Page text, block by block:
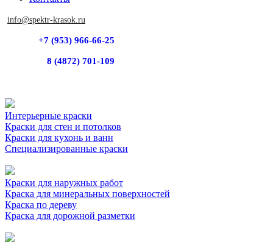
info@spektr-krasok.ru
+7 (953) 966-66-25
8 (4872) 701-109
Интерьерные краски
Краски для стен и потолков
Краски для кухонь и ванн
Специализированные краски
Краски для наружных работ
Краска для минеральных поверхностей
Краска по дереву
Краска для дорожной разметки